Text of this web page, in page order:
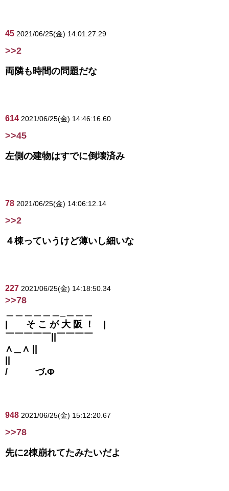
45 2021/06/25(金) 14:01:27.29
>>2
両隣も時間の問題だな
614 2021/06/25(金) 14:46:16.60
>>45
左側の建物はすでに倒壊済み
78 2021/06/25(金) 14:06:12.14
>>2
４棟っていうけど薄いし細いな
227 2021/06/25(金) 14:18:50.34
>>78
| そ こ が 大 阪 ！ |
￣￣￣￣￣||￣￣￣￣
∧＿∧ ||
||
/ づ.Φ
948 2021/06/25(金) 15:12:20.67
>>78
先に2棟崩れてたみたいだよ